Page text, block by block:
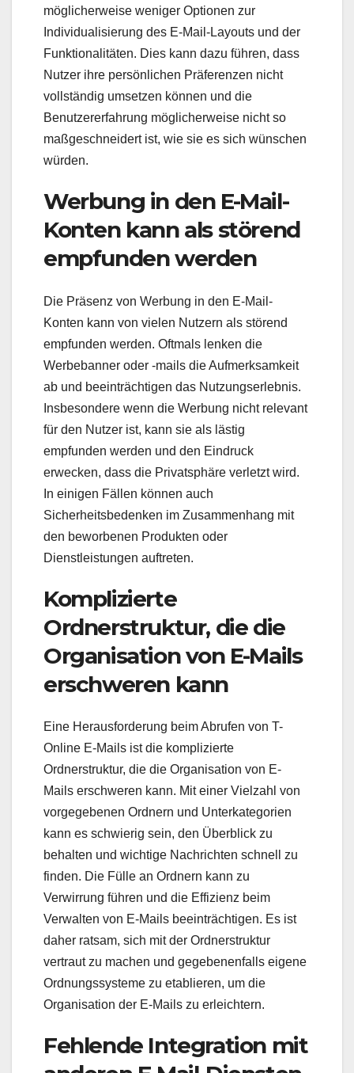
möglicherweise weniger Optionen zur
Individualisierung des E-Mail-Layouts und der
Funktionalitäten. Dies kann dazu führen, dass
Nutzer ihre persönlichen Präferenzen nicht
vollständig umsetzen können und die
Benutzererfahrung möglicherweise nicht so
maßgeschneidert ist, wie sie es sich wünschen
würden.
Werbung in den E-Mail-
Konten kann als störend
empfunden werden
Die Präsenz von Werbung in den E-Mail-
Konten kann von vielen Nutzern als störend
empfunden werden. Oftmals lenken die
Werbebanner oder -mails die Aufmerksamkeit
ab und beeinträchtigen das Nutzungserlebnis.
Insbesondere wenn die Werbung nicht relevant
für den Nutzer ist, kann sie als lästig
empfunden werden und den Eindruck
erwecken, dass die Privatsphäre verletzt wird.
In einigen Fällen können auch
Sicherheitsbedenken im Zusammenhang mit
den beworbenen Produkten oder
Dienstleistungen auftreten.
Komplizierte
Ordnerstruktur, die die
Organisation von E-Mails
erschweren kann
Eine Herausforderung beim Abrufen von T-
Online E-Mails ist die komplizierte
Ordnerstruktur, die die Organisation von E-
Mails erschweren kann. Mit einer Vielzahl von
vorgegebenen Ordnern und Unterkategorien
kann es schwierig sein, den Überblick zu
behalten und wichtige Nachrichten schnell zu
finden. Die Fülle an Ordnern kann zu
Verwirrung führen und die Effizienz beim
Verwalten von E-Mails beeinträchtigen. Es ist
daher ratsam, sich mit der Ordnerstruktur
vertraut zu machen und gegebenenfalls eigene
Ordnungssysteme zu etablieren, um die
Organisation der E-Mails zu erleichtern.
Fehlende Integration mit